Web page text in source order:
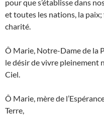
pour que s’établisse dans
et toutes les nations, la
charité.
Ô Marie, Notre-Dame de la
le désir de vivre pleinement
Ciel.
Ô Marie, mère de
Terre,